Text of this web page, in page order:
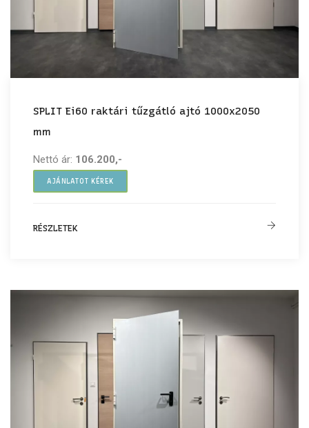
SPLIT Ei60 raktári tűzgátló ajtó 1000x2050
mm
Nettó ár: 106.200,-
AJÁNLATOT KÉREK
RÉSZLETEK